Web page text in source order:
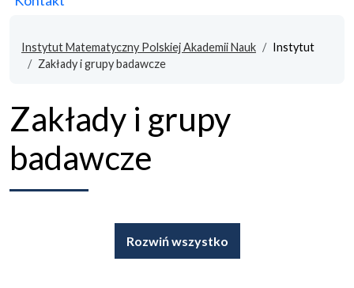
Instytut Matematyczny Polskiej Akademii Nauk
Instytut
Zakłady i grupy badawcze
Zakłady i grupy
badawcze
Rozwiń wszystko